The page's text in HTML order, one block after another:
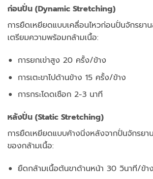
ก่อนปั่น (Dynamic Stretching)
การยืดเหยียดแบบเคลื่อนไหวก่อนปั่นจักรยา
เตรียมความพร้อมกล้ามเนื้อ:
การยกเข่าสูง 20 ครั้ง/ข้าง
การเตะขาไปด้านข้าง 15 ครั้ง/ข้าง
การกระโดดเชือก 2-3 นาที
หลังปั่น (Static Stretching)
การยืดเหยียดแบบค้างนิ่งหลังจากปั่นจักรย
ของกล้ามเนื้อ:
ยืดกล้ามเนื้อต้นขาด้านหน้า 30 วินาที/ข้า